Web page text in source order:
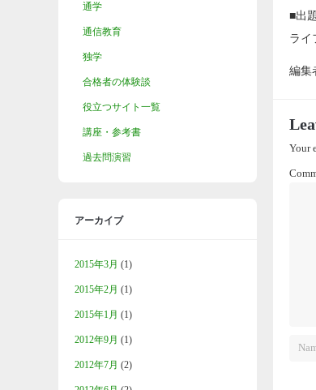
■出
ライ
編集
Your
通学
通信教育
独学
合格者の体験談
役立つサイト一覧
講座・参考書
過去問演習
アーカイブ
2015年3月 (1)
2015年2月 (1)
2015年1月 (1)
2012年9月 (1)
2012年7月 (2)